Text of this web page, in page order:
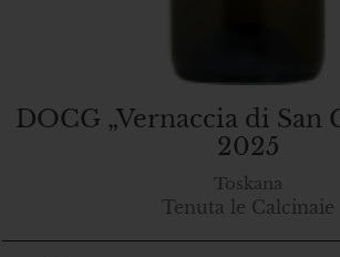
DOCG „Vernaccia di San
2025
Toskana
Tenuta le Calcinaie